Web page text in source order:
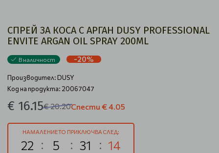
СПРЕЙ ЗА КОСА С АРГАН DUSY PROFESSIONAL
ENVITE ARGAN OIL SPRAY 200ML
В наличност -20%
Производител:DUSY
Код на продукта: 20067047
€ 16.15€ 20.20Спести € 4.05
НАМАЛЕНИЕТО ПРИКЛЮЧВА СЛЕД:
22 5 31 14